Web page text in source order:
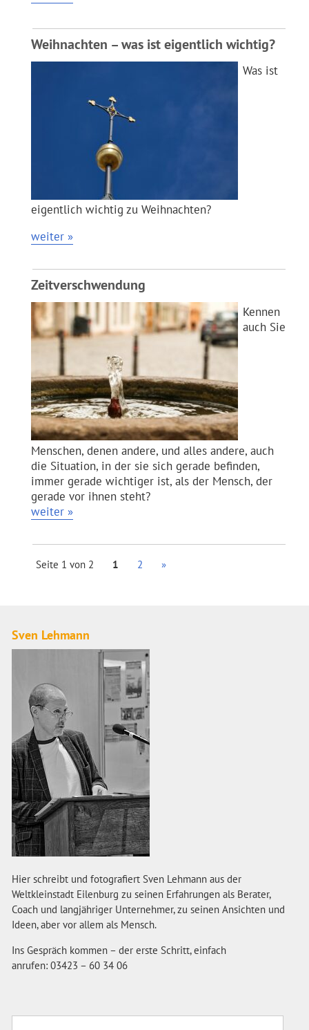
Weihnachten – was ist eigentlich wichtig?
Was ist
eigentlich wichtig zu Weihnachten?
weiter »
Zeitverschwendung
Kennen
auch Sie
Menschen, denen andere, und alles andere, auch
die Situation, in der sie sich gerade befinden,
immer gerade wichtiger ist, als der Mensch, der
gerade vor ihnen steht?
weiter »
Seite 1 von 2 1 2 »
Sven Lehmann
Hier schreibt und fotografiert Sven Lehmann aus der
Weltkleinstadt Eilenburg zu seinen Erfahrungen als Berater,
Coach und langjähriger Unternehmer, zu seinen Ansichten und
Ideen, aber vor allem als Mensch.
Ins Gespräch kommen – der erste Schritt, einfach
anrufen: 03423 – 60 34 06